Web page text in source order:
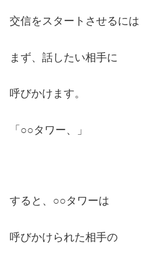
交信をスタートさせるには
まず、話したい相手に
呼びかけます。
「○○タワー、」
すると、○○タワーは
呼びかけられた相手の